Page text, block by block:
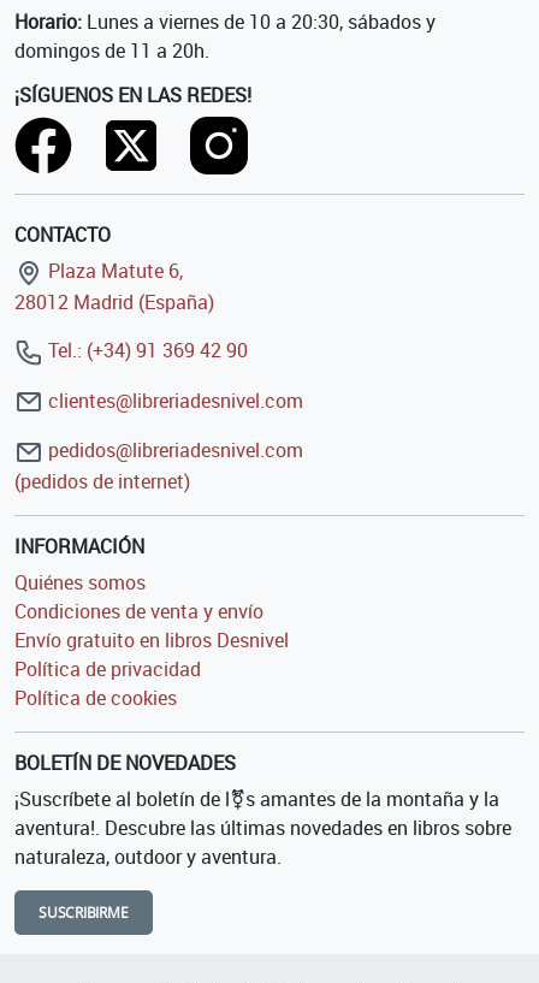
Horario: Lunes a viernes de 10 a 20:30, sábados y
domingos de 11 a 20h.
¡SÍGUENOS EN LAS REDES!
CONTACTO
Plaza Matute 6,
28012 Madrid (España)
Tel.: (+34) 91 369 42 90
clientes@libreriadesnivel.com
pedidos@libreriadesnivel.com
(pedidos de internet)
INFORMACIÓN
Quiénes somos
Condiciones de venta y envío
Envío gratuito en libros Desnivel
Política de privacidad
Política de cookies
BOLETÍN DE NOVEDADES
¡Suscríbete al boletín de l⚧s amantes de la montaña y la
aventura!. Descubre las últimas novedades en libros sobre
naturaleza, outdoor y aventura.
SUSCRIBIRME